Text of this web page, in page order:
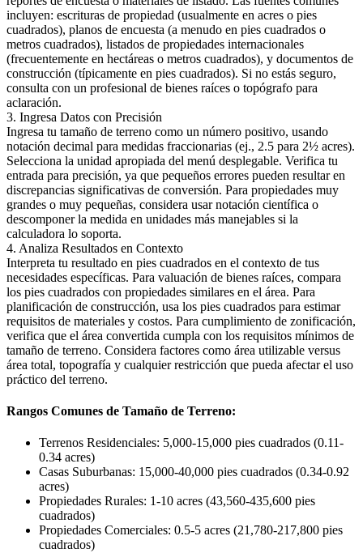
incluyen: escrituras de propiedad (usualmente en acres o pies
cuadrados), planos de encuesta (a menudo en pies cuadrados o
metros cuadrados), listados de propiedades internacionales
(frecuentemente en hectáreas o metros cuadrados), y documentos de
construcción (típicamente en pies cuadrados). Si no estás seguro,
consulta con un profesional de bienes raíces o topógrafo para
aclaración.
3. Ingresa Datos con Precisión
Ingresa tu tamaño de terreno como un número positivo, usando
notación decimal para medidas fraccionarias (ej., 2.5 para 2½ acres).
Selecciona la unidad apropiada del menú desplegable. Verifica tu
entrada para precisión, ya que pequeños errores pueden resultar en
discrepancias significativas de conversión. Para propiedades muy
grandes o muy pequeñas, considera usar notación científica o
descomponer la medida en unidades más manejables si la
calculadora lo soporta.
4. Analiza Resultados en Contexto
Interpreta tu resultado en pies cuadrados en el contexto de tus
necesidades específicas. Para valuación de bienes raíces, compara
los pies cuadrados con propiedades similares en el área. Para
planificación de construcción, usa los pies cuadrados para estimar
requisitos de materiales y costos. Para cumplimiento de zonificación,
verifica que el área convertida cumpla con los requisitos mínimos de
tamaño de terreno. Considera factores como área utilizable versus
área total, topografía y cualquier restricción que pueda afectar el uso
práctico del terreno.
Rangos Comunes de Tamaño de Terreno:
Terrenos Residenciales: 5,000-15,000 pies cuadrados (0.11-
0.34 acres)
Casas Suburbanas: 15,000-40,000 pies cuadrados (0.34-0.92
acres)
Propiedades Rurales: 1-10 acres (43,560-435,600 pies
cuadrados)
Propiedades Comerciales: 0.5-5 acres (21,780-217,800 pies
cuadrados)